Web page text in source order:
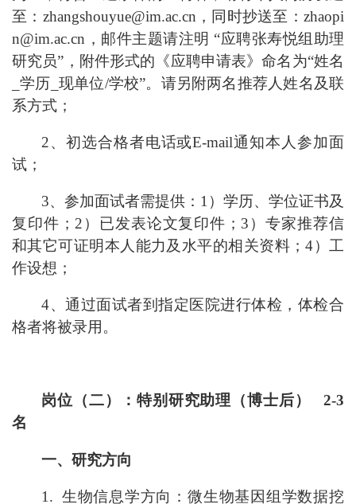
至：zhangshouyue@im.ac.cn，同时抄送至：zhaopi
n@im.ac.cn，邮件主题请注明 “应聘张寿悦组助理
研究员”，附件形式的《应聘申请表》命名为“姓名
_学历_现单位/学校”。请另附两名推荐人姓名及联
系方式；
2、初选合格者电话或E-mail通知本人参加面
试；
3、参加面试者需提供：1）学历、学位证书及
复印件；2）已发表论文复印件；3）专家推荐信
和其它可证明本人能力及水平的相关资料；4）工
作设想；
4、通过面试者到指定医院进行体检，体检合
格者将被录用。
岗位（二）：特别研究助理（博士后）
2-3
名
一、研究方向
1. 生物信息学方向：微生物基因组学数据挖